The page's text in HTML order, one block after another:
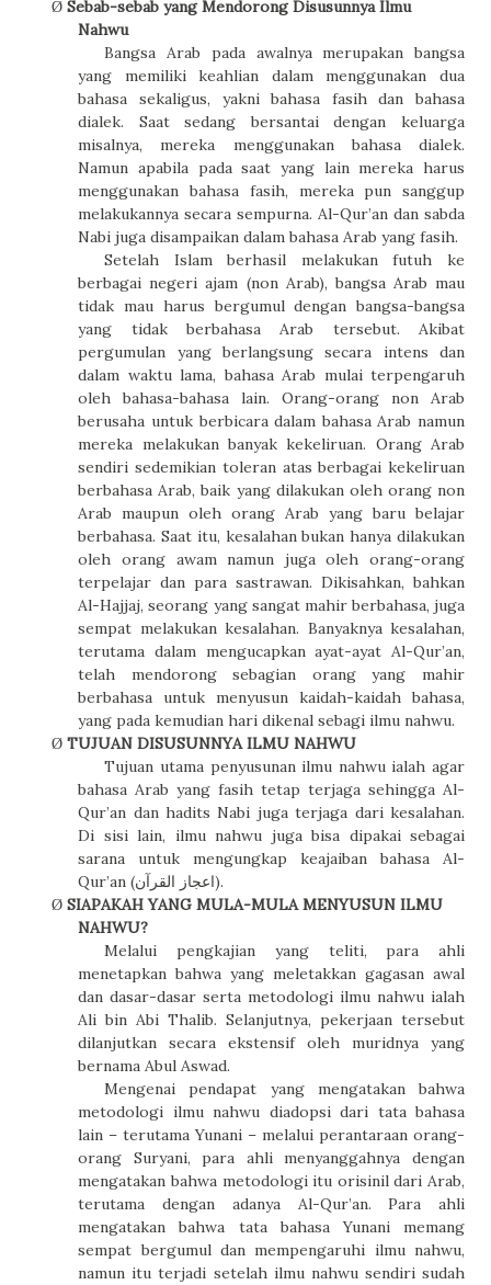
Ø Sebab-sebab yang Mendorong Disusunnya Ilmu
Nahwu
Bangsa Arab pada awalnya merupakan bangsa
yang memiliki keahlian dalam menggunakan dua
bahasa sekaligus, yakni bahasa fasih dan bahasa
dialek. Saat sedang bersantai dengan keluarga
misalnya, mereka menggunakan bahasa dialek.
Namun apabila pada saat yang lain mereka harus
menggunakan bahasa fasih, mereka pun sanggup
melakukannya secara sempurna. Al-Qur’an dan sabda
Nabi juga disampaikan dalam bahasa Arab yang fasih.
Setelah Islam berhasil melakukan futuh ke
berbagai negeri ajam (non Arab), bangsa Arab mau
tidak mau harus bergumul dengan bangsa-bangsa
yang tidak berbahasa Arab tersebut. Akibat
pergumulan yang berlangsung secara intens dan
dalam waktu lama, bahasa Arab mulai terpengaruh
oleh bahasa-bahasa lain. Orang-orang non Arab
berusaha untuk berbicara dalam bahasa Arab namun
mereka melakukan banyak kekeliruan. Orang Arab
sendiri sedemikian toleran atas berbagai kekeliruan
berbahasa Arab, baik yang dilakukan oleh orang non
Arab maupun oleh orang Arab yang baru belajar
berbahasa. Saat itu, kesalahan bukan hanya dilakukan
oleh orang awam namun juga oleh orang-orang
terpelajar dan para sastrawan. Dikisahkan, bahkan
Al-Hajjaj, seorang yang sangat mahir berbahasa, juga
sempat melakukan kesalahan. Banyaknya kesalahan,
terutama dalam mengucapkan ayat-ayat Al-Qur’an,
telah mendorong sebagian orang yang mahir
berbahasa untuk menyusun kaidah-kaidah bahasa,
yang pada kemudian hari dikenal sebagi ilmu nahwu.
Ø TUJUAN DISUSUNNYA ILMU NAHWU
Tujuan utama penyusunan ilmu nahwu ialah agar
bahasa Arab yang fasih tetap terjaga sehingga Al-
Qur’an dan hadits Nabi juga terjaga dari kesalahan.
Di sisi lain, ilmu nahwu juga bisa dipakai sebagai
sarana untuk mengungkap keajaiban bahasa Al-
Qur’an (اعجاز القرآن).
Ø SIAPAKAH YANG MULA-MULA MENYUSUN ILMU
NAHWU?
Melalui pengkajian yang teliti, para ahli
menetapkan bahwa yang meletakkan gagasan awal
dan dasar-dasar serta metodologi ilmu nahwu ialah
Ali bin Abi Thalib. Selanjutnya, pekerjaan tersebut
dilanjutkan secara ekstensif oleh muridnya yang
bernama Abul Aswad.
Mengenai pendapat yang mengatakan bahwa
metodologi ilmu nahwu diadopsi dari tata bahasa
lain – terutama Yunani – melalui perantaraan orang-
orang Suryani, para ahli menyanggahnya dengan
mengatakan bahwa metodologi itu orisinil dari Arab,
terutama dengan adanya Al-Qur’an. Para ahli
mengatakan bahwa tata bahasa Yunani memang
sempat bergumul dan mempengaruhi ilmu nahwu,
namun itu terjadi setelah ilmu nahwu sendiri sudah